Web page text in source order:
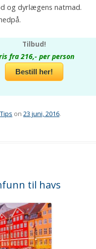
og dyrlægens natmad.
Tilbud!
fra 216,- per person
Bestill her!
Tips on 23 juni, 2016.
til havs